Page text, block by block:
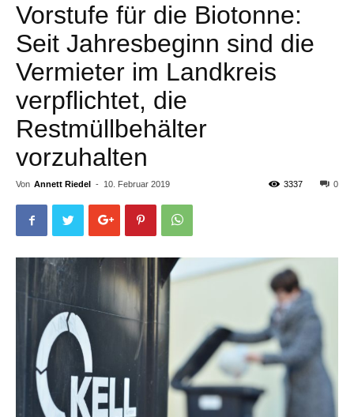
Vorstufe für die Biotonne:
Seit Jahresbeginn sind die
Vermieter im Landkreis
verpflichtet, die
Restmüllbehälter
vorzuhalten
Von Annett Riedel - 10. Februar 2019 0
3337